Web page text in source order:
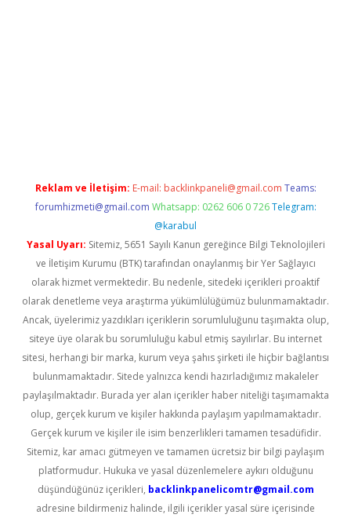
Reklam ve İletişim: E-mail: backlinkpaneli@gmail.com Teams:
forumhizmeti@gmail.com Whatsapp: 0262 606 0 726 Telegram:
@karabul
Yasal Uyarı: Sitemiz, 5651 Sayılı Kanun gereğince Bilgi Teknolojileri
ve İletişim Kurumu (BTK) tarafından onaylanmış bir Yer Sağlayıcı
olarak hizmet vermektedir. Bu nedenle, sitedeki içerikleri proaktif
olarak denetleme veya araştırma yükümlülüğümüz bulunmamaktadır.
Ancak, üyelerimiz yazdıkları içeriklerin sorumluluğunu taşımakta olup,
siteye üye olarak bu sorumluluğu kabul etmiş sayılırlar. Bu internet
sitesi, herhangi bir marka, kurum veya şahıs şirketi ile hiçbir bağlantısı
bulunmamaktadır. Sitede yalnızca kendi hazırladığımız makaleler
paylaşılmaktadır. Burada yer alan içerikler haber niteliği taşımamakta
olup, gerçek kurum ve kişiler hakkında paylaşım yapılmamaktadır.
Gerçek kurum ve kişiler ile isim benzerlikleri tamamen tesadüfidir.
Sitemiz, kar amacı gütmeyen ve tamamen ücretsiz bir bilgi paylaşım
platformudur. Hukuka ve yasal düzenlemelere aykırı olduğunu
düşündüğünüz içerikleri, backlinkpanelicomtr@gmail.com
adresine bildirmeniz halinde, ilgili içerikler yasal süre içerisinde